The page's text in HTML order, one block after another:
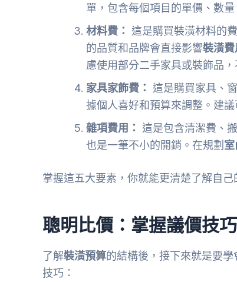
單，包含每個項目的單價、數
材料費： 這是購買裝潢材料的
的品質和品牌會直接影響裝潢費
慮使用部分二手家具或裝飾品
家具家飾費： 這是購買家具、
據個人喜好和預算來調整。建
雜項費用： 這是包含清潔費、
也是一筆不小的開銷。在規劃
掌握這五大要素，你就能更清楚了解自己
聰明比價：掌握議價技
了解裝潢預算的結構後，接下來就是要
技巧：